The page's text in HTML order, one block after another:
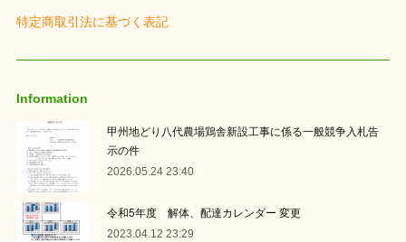
特定商取引法に基づく表記
Information
甲州地どり八代農場鶏舎新設工事に係る一般競争入札告
示の件
2026.05.24 23:40
令和5年度 解体、配達カレンダー 変更
2023.04.12 23:29